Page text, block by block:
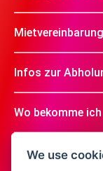
Infos zur
Wo bekomme
We use